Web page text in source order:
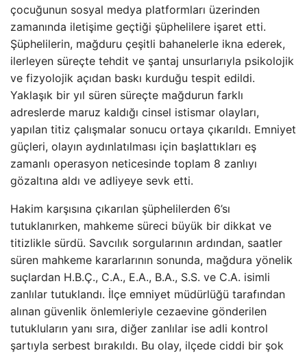
çocuğunun sosyal medya platformları üzerinden
zamanında iletişime geçtiği şüphelilere işaret etti.
Şüphelilerin, mağduru çeşitli bahanelerle ikna ederek,
ilerleyen süreçte tehdit ve şantaj unsurlarıyla psikolojik
ve fizyolojik açıdan baskı kurduğu tespit edildi.
Yaklaşık bir yıl süren süreçte mağdurun farklı
adreslerde maruz kaldığı cinsel istismar olayları,
yapılan titiz çalışmalar sonucu ortaya çıkarıldı. Emniyet
güçleri, olayın aydınlatılması için başlattıkları eş
zamanlı operasyon neticesinde toplam 8 zanlıyı
gözaltına aldı ve adliyeye sevk etti.
Hakim karşısına çıkarılan şüphelilerden 6’sı
tutuklanırken, mahkeme süreci büyük bir dikkat ve
titizlikle sürdü. Savcılık sorgularının ardından, saatler
süren mahkeme kararlarının sonunda, mağdura yönelik
suçlardan H.B.Ç., C.A., E.A., B.A., S.S. ve C.A. isimli
zanlılar tutuklandı. İlçe emniyet müdürlüğü tarafından
alınan güvenlik önlemleriyle cezaevine gönderilen
tutukluların yanı sıra, diğer zanlılar ise adli kontrol
şartıyla serbest bırakıldı. Bu olay, ilçede ciddi bir şok